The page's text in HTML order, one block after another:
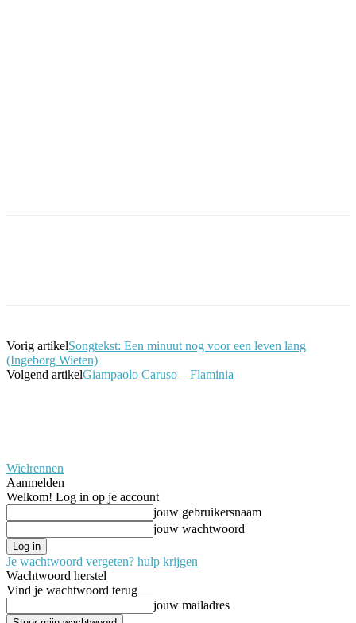
Vorig artikelSongtekst: Een minuut nog voor een leven lang
(Ingeborg Wieten)
Volgend artikelGiampaolo Caruso – Flaminia
Wielrennen
Aanmelden
Welkom! Log in op je account
jouw gebruikersnaam
jouw wachtwoord
Je wachtwoord vergeten? hulp krijgen
Wachtwoord herstel
Vind je wachtwoord terug
jouw mailadres